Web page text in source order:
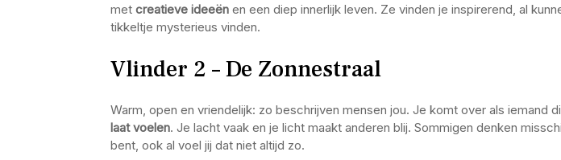
met creatieve ideeën en een diep innerlijk leven. Ze vinden je inspirerend, al
tikkeltje mysterieus vinden.
Vlinder 2 – De Zonnestraal
Warm, open en vriendelijk: zo beschrijven mensen jou. Je komt over als iemand
laat voelen. Je lacht vaak en je licht maakt anderen blij. Sommigen denken
bent, ook al voel jij dat niet altijd zo.